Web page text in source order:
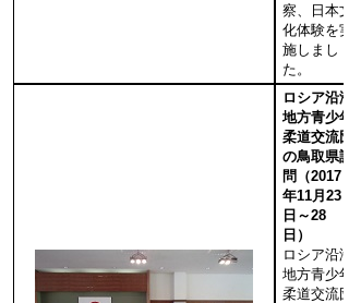
察、日本文
化体験を実
施しまし
た。
ロシア沿海
地方青少年
柔道交流団
の鳥取県訪
問（2017
年11月23
日～28
日）
ロシア沿海
地方青少年
柔道交流団